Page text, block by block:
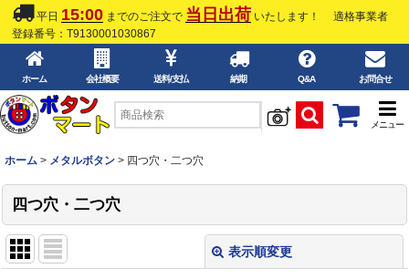
平日 15:00 までのご注文で 当日出荷 いたします！
適格事業者
登録番号：T9130001030867
ホーム 会社概要 送料/支払 納期 Q&A お問合せ
メニュー
ホーム > メタルボタン > 四つ穴・二つ穴
四つ穴・二つ穴
表示順変更